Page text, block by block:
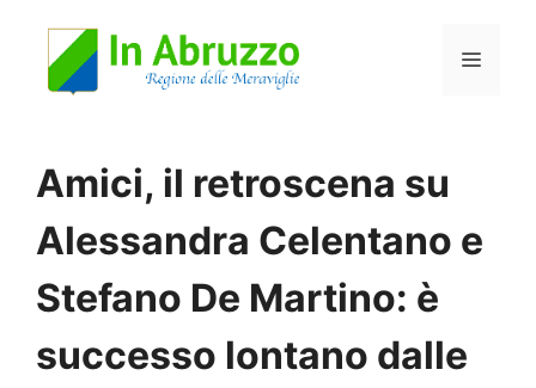
Menu
Amici, il retroscena su
Alessandra Celentano e
Stefano De Martino: è
successo lontano dalle